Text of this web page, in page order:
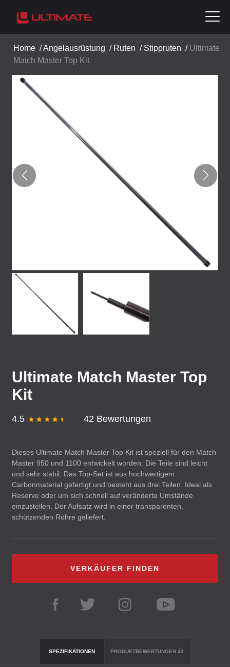
Home /Angelausrüstung / Ruten / Stippruten / Ultimate
Match Master Top Kit
Ultimate Match Master Top
Kit
4.5 42 Bewertungen
Dieses Ultimate Match Master Top Kit ist speziell für den Match
Master 950 und 1100 entwickelt worden. Die Teile sind leicht
und sehr stabil. Das Top-Set ist aus hochwertigem
Carbonmaterial gefertigt und besteht aus drei Teilen. Ideal als
Reserve oder um sich schnell auf veränderte Umstände
einzustellen. Der Aufsatz wird in einer transparenten,
schützenden Röhre geliefert.
VERKÄUFER FINDEN
SPEZIFIKATIONEN PRODUKTBEWERTUNGEN42